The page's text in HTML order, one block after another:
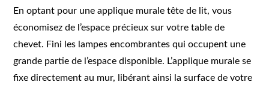
En optant pour une applique murale tête de lit, vous
économisez de l’espace précieux sur votre table de
chevet. Fini les lampes encombrantes qui occupent une
grande partie de l’espace disponible. L’applique murale se
fixe directement au mur, libérant ainsi la surface de votre